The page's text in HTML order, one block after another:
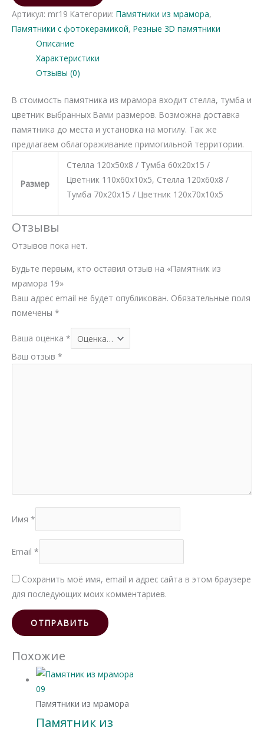
из
мрамора
Артикул: mr19 Категории: Памятники из мрамора,
Памятники с фотокерамикой, Резные 3D памятники
Описание
Характеристики
Отзывы (0)
В стоимость памятника из мрамора входит стелла, тумба и
цветник выбранных Вами размеров. Возможна доставка
памятника до места и установка на могилу. Так же
предлагаем облагораживание примогильной территории.
Размер
Стелла 120х50х8 / Тумба 60х20х15 /
Цветник 110х60х10х5, Стелла 120х60х8 /
Тумба 70х20х15 / Цветник 120х70х10х5
Отзывы
Отзывов пока нет.
Будьте первым, кто оставил отзыв на «Памятник из
мрамора 19»
Ваш адрес email не будет опубликован. Обязательные поля
помечены *
Ваша оценка *
Ваш отзыв *
Имя *
Email *
Сохранить моё имя, email и адрес сайта в этом браузере
для последующих моих комментариев.
Похожие
Памятники из мрамора
Памятник из